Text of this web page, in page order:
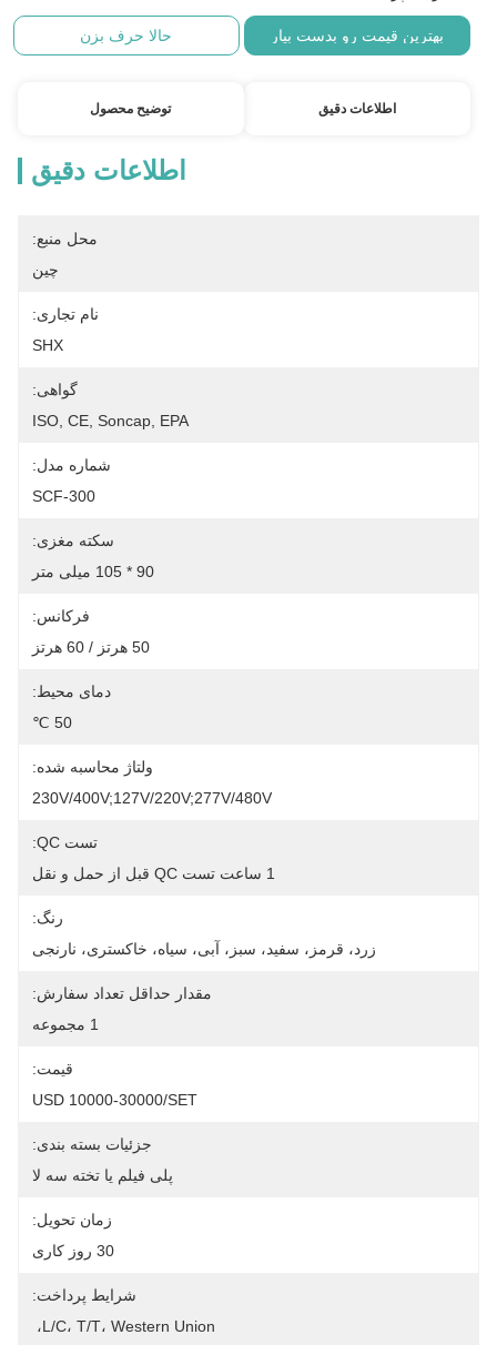
بهترین قیمت رو بدست بیار حالا حرف بزن
اطلاعات دقیق توضیح محصول
اطلاعات دقیق
محل منبع:
چین
نام تجاری:
SHX
گواهی:
ISO, CE, Soncap, EPA
شماره مدل:
SCF-300
سکته مغزی:
90 * 105 میلی متر
فرکانس:
50 هرتز / 60 هرتز
دمای محیط:
50 ℃
ولتاژ محاسبه شده:
230V/400V;127V/220V;277V/480V
تست QC:
1 ساعت تست QC قبل از حمل و نقل
رنگ:
زرد، قرمز، سفید، سبز، آبی، سیاه، خاکستری، نارنجی
مقدار حداقل تعداد سفارش:
1 مجموعه
قیمت:
USD 10000-30000/SET
جزئیات بسته بندی:
پلی فیلم یا تخته سه لا
زمان تحویل:
30 روز کاری
شرایط پرداخت:
L/C، T/T، Western Union،